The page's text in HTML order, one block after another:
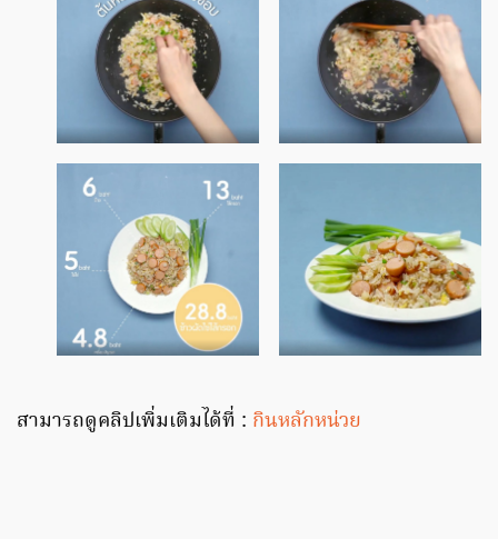
สามารถดูคลิปเพิ่มเติมได้ที่ : กินหลักหน่วย